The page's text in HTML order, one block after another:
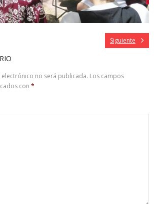
Siguiente
no será publicada. Los campos
con *